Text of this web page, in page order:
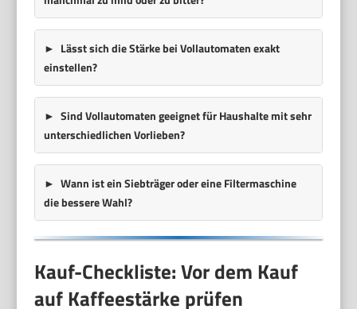
Lässt sich die Stärke bei Vollautomaten exakt
einstellen?
Sind Vollautomaten geeignet für Haushalte mit sehr
unterschiedlichen Vorlieben?
Wann ist ein Siebträger oder eine Filtermaschine
die bessere Wahl?
Kauf-Checkliste: Vor dem Kauf
auf Kaffeestärke prüfen